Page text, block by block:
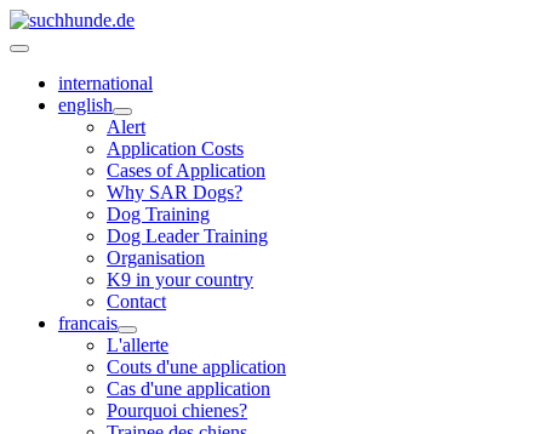
international
english
Alert
Application Costs
Cases of Application
Why SAR Dogs?
Dog Training
Dog Leader Training
Organisation
K9 in your country
Contact
francais
L'allerte
Couts d'une application
Cas d'une application
Pourquoi chienes?